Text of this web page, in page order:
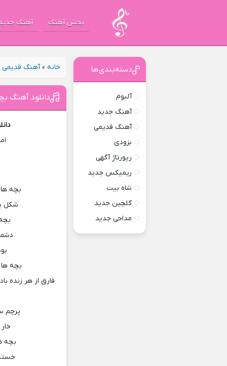
پخش آهنگ آهنگ
خانه »آهنگ قدیمی
دانلود آهنگ
بچه
شکل
بچه
فارق از هر زنده
پرچم
بچه
دسته‌بندی‌ها
آلبوم
آهنگ جدید
آهنگ قدیمی
بزودی
رپورتاژ آگهی
ریمیکس جدید
شاه بیت
گلچین جدید
مداحی جدید